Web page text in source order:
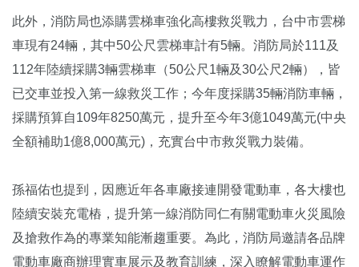
此外，消防局也添購雲梯車強化高樓救災戰力，台中市雲梯
車現有24輛，其中50公尺雲梯車計有5輛。消防局於111及
112年陸續採購3輛雲梯車（50公尺1輛及30公尺2輛），皆
已交⾞並投入第⼀線救災⼯作；今年度採購35輛消防車輛，
採購預算自109年8250萬元，提升至今年3億1049萬元(中央
全額補助1億8,000萬元)，充實台中市救災戰力裝備。
孫福佑也提到，因應近年各車廠接連開發電動車，各大樓也
陸續安裝充電樁，提升第⼀線消防同仁有關電動車火災風險
及搶救作為的專業知能漸趨重要。為此，消防局邀請各品牌
電動車廠商辦理實車展示及教育訓練，深入瞭解電動車運作